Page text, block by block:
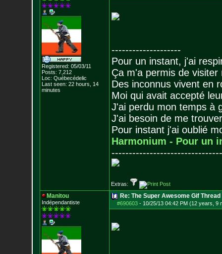
Registered: 05/03/11
Posts: 7,212
Loc: Québecédelic
Last seen: 22 hours, 14
minutes
--------------------
Pour un instant, j'ai
Ça m'a permis de visiter
Des inconnus vivent en
Moi qui avait accepté
J'ai perdu mon temps à
J'ai besoin de me
Pour instant j'ai oublié
Harmonium - Pour un
--------------------------------
Extras:
Manitou
Indépendantiste
Re: The Super Awesome Gif Thread
#690603- 10/25/13 04:42 PM (12 years, 9